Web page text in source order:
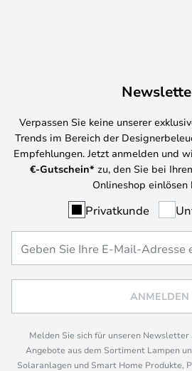
Verpassen Sie keine unserer
Trends im Bereich der
Empfehlungen. Jetzt anmelden und
€-Gutschein* zu, den Sie bei
Onlineshop einlösen
Privatkunde
ANMELDEN
Melden Sie sich für unseren
Angebote aus dem Sortiment Lampen
Solaranlagen und Smart Home Produkte,